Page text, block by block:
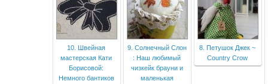
10. Швейная
мастерская Кати
Борисовой:
Немного бантиков
9. Солнечный Слон
: Наш любимый
чизкейк брауни и
маленькая
8. Петушок Джек ~
Country Crow